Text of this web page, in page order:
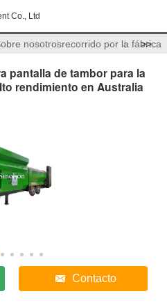
Co., Ltd
nosotrosrecorrido por la fábrica
>>
pantalla de tambor para la
rendimiento en Australia
Contacto